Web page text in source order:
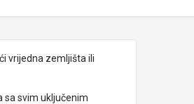
vrijedna zemljišta ili
sa svim uključenim